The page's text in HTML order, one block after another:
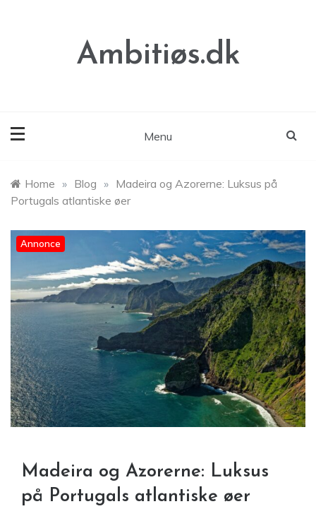
Ambitiøs.dk
Menu
Home » Blog » Madeira og Azorerne: Luksus på
Portugals atlantiske øer
Annonce
Madeira og Azorerne: Luksus
på Portugals atlantiske øer